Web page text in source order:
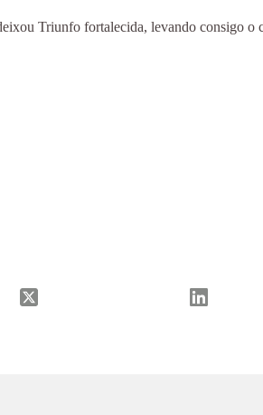
Triunfo fortalecida, levando consigo